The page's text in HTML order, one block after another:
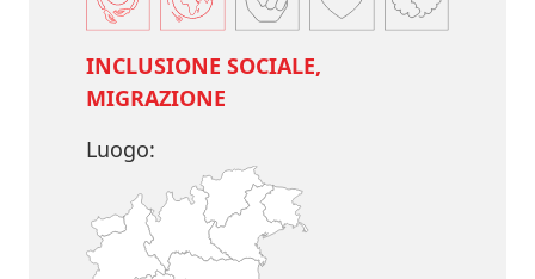
INCLUSIONE SOCIALE,
MIGRAZIONE
Luogo: